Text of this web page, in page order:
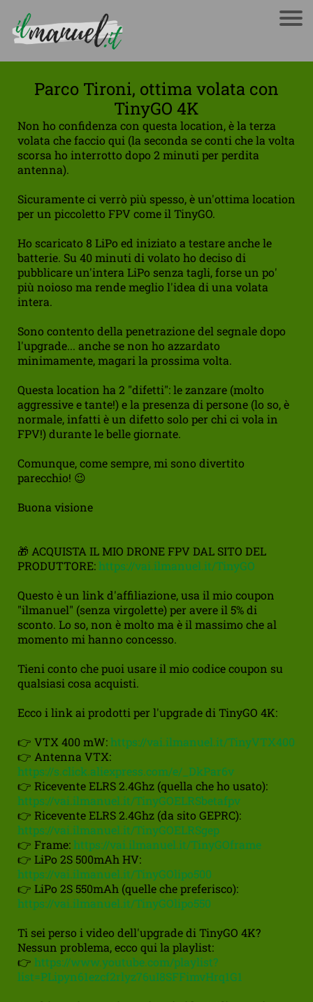
Parco Tironi, ottima volata con
TinyGO 4K
Non ho confidenza con questa location, è la terza
volata che faccio qui (la seconda se conti che la volta
scorsa ho interrotto dopo 2 minuti per perdita
antenna).
Sicuramente ci verrò più spesso, è un'ottima location
per un piccoletto FPV come il TinyGO.
Ho scaricato 8 LiPo ed iniziato a testare anche le
batterie. Su 40 minuti di volato ho deciso di
pubblicare un'intera LiPo senza tagli, forse un po'
più noioso ma rende meglio l'idea di una volata
intera.
Sono contento della penetrazione del segnale dopo
l'upgrade... anche se non ho azzardato
minimamente, magari la prossima volta.
Questa location ha 2 "difetti": le zanzare (molto
aggressive e tante!) e la presenza di persone (lo so, è
normale, infatti è un difetto solo per chi ci vola in
FPV!) durante le belle giornate.
Comunque, come sempre, mi sono divertito
parecchio! 😉
Buona visione
🎁 ACQUISTA IL MIO DRONE FPV DAL SITO DEL
PRODUTTORE:https://vai.ilmanuel.it/TinyGO
Questo è un link d'affiliazione, usa il mio coupon
"ilmanuel" (senza virgolette) per avere il 5% di
sconto. Lo so, non è molto ma è il massimo che al
momento mi hanno concesso.
Tieni conto che puoi usare il mio codice coupon su
qualsiasi cosa acquisti.
Ecco i link ai prodotti per l'upgrade di TinyGO 4K:
👉 VTX 400 mW:https://vai.ilmanuel.it/TinyVTX400
👉 Antenna VTX:
https://s.click.aliexpress.com/e/_DkPar6v
👉 Ricevente ELRS 2.4Ghz (quella che ho usato):
https://vai.ilmanuel.it/TinyGOELRSbetafpv
👉 Ricevente ELRS 2.4Ghz (da sito GEPRC):
https://vai.ilmanuel.it/TinyGOELRSgep
👉 Frame:https://vai.ilmanuel.it/TinyGOframe
👉 LiPo 2S 500mAh HV:
https://vai.ilmanuel.it/TinyGOlipo500
👉 LiPo 2S 550mAh (quelle che preferisco):
https://vai.ilmanuel.it/TinyGOlipo550
Ti sei perso i video dell'upgrade di TinyGO 4K?
Nessun problema, ecco qui la playlist:
👉 https://www.youtube.com/playlist?
list=PLipyn61ezcf2rlyz76uI8SFFimvHrq1G1